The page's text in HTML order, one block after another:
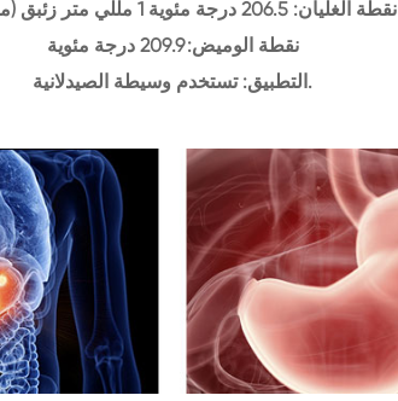
نقطة الغليان: 206.5 درجة مئوية 1 مللي متر زئبق (مضاءة.)
نقطة الوميض: 209.9 درجة مئوية
التطبيق: تستخدم وسيطة الصيدلانية.